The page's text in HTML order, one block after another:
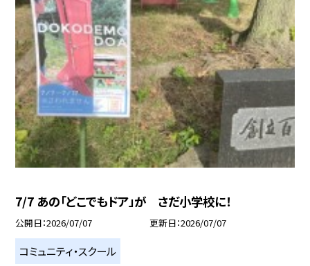
7/7 あの「どこでもドア」が さだ小学校に！
公開日 2026/07/07 更新日 2026/07/07
コミュニティ・スクール